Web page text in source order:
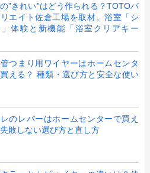
”きれい”はどう作られる？TOTOバ
エイト佐倉工場を取材。浴室「シ
」体験と新機能「浴室クリアキー
つまり用ワイヤーはホームセンタ
える？ 種類・選び方と安全な使い
レのレバーはホームセンターで買え
敗しない選び方と直し方